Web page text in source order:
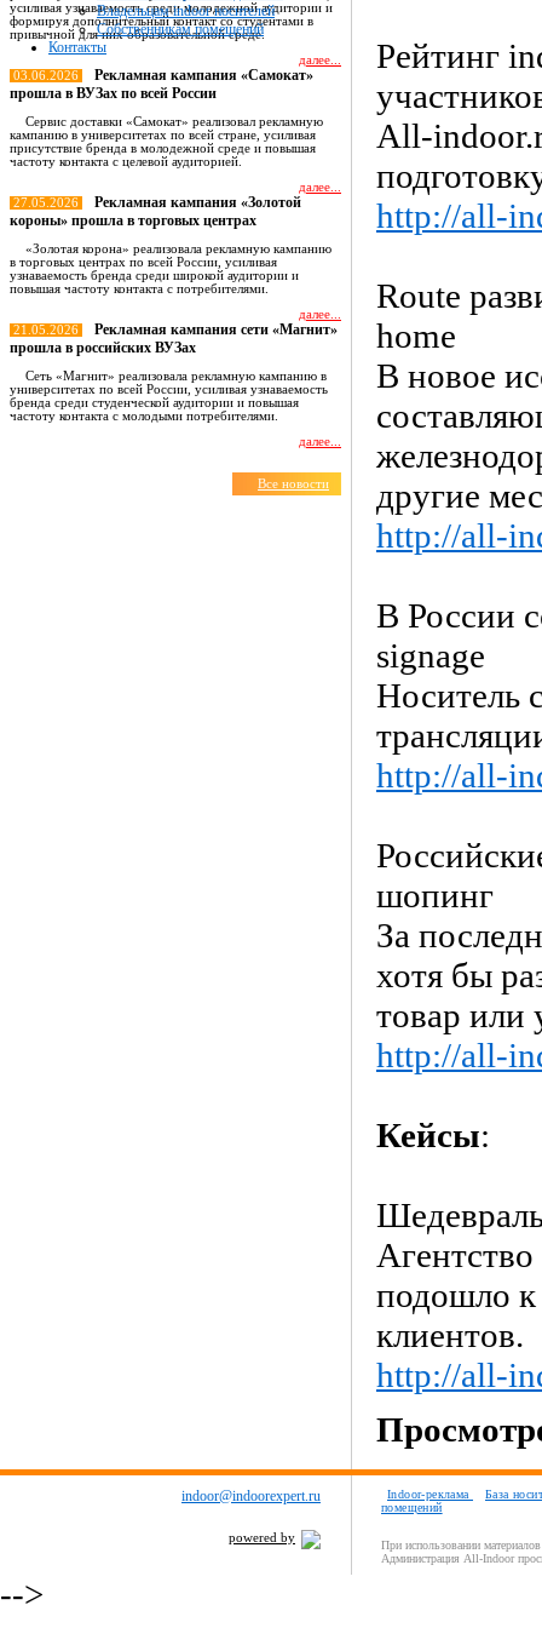
Владельцам indoor носителей
Собственникам помещений
Контакты
усиливая узнаваемость среди молодежной аудитории и
формируя дополнительный контакт со студентами в
привычной для них образовательной среде.
далее...
03.06.2026
Рекламная кампания «Самокат»
прошла в ВУЗах по всей России
Сервис доставки «Самокат» реализовал рекламную
кампанию в университетах по всей стране, усиливая
присутствие бренда в молодежной среде и повышая
частоту контакта с целевой аудиторией.
далее...
27.05.2026
Рекламная кампания «Золотой
короны» прошла в торговых центрах
«Золотая корона» реализовала рекламную кампанию
в торговых центрах по всей России, усиливая
узнаваемость бренда среди широкой аудитории и
повышая частоту контакта с потребителями.
далее...
21.05.2026
Рекламная кампания сети «Магнит»
прошла в российских ВУЗах
Сеть «Магнит» реализовала рекламную кампанию в
университетах по всей России, усиливая узнаваемость
бренда среди студенческой аудитории и повышая
частоту контакта с молодыми потребителями.
далее...
Все новости
Рейтинг
All-
http://all-
Route
home
В новое
другие
http://all-
В России
signage
Носитель
http://all-
шопинг
За
хотя бы
товар или
http://all-
Кейсы:
подошло к
клиентов.
http://all-
indoor@indoorexpert.ru
powered by
Indoor-реклама
База
помещений
При использовании
Администрация All-Indoor
-->